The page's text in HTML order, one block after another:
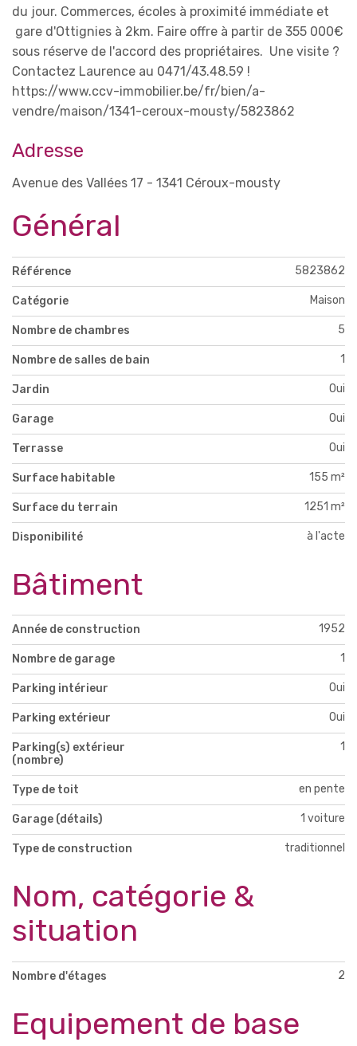
du jour. Commerces, écoles à proximité immédiate et
gare d'Ottignies à 2km. Faire offre à partir de 355 000€
sous réserve de l'accord des propriétaires. Une visite ?
Contactez Laurence au 0471/43.48.59 !
https://www.ccv-immobilier.be/fr/bien/a-
vendre/maison/1341-ceroux-mousty/5823862
Adresse
Avenue des Vallées 17 - 1341 Céroux-mousty
Général
Référence 5823862
Catégorie Maison
Nombre de chambres 5
Nombre de salles de bain 1
Jardin Oui
Garage Oui
Terrasse Oui
Surface habitable 155 m²
Surface du terrain 1251 m²
Disponibilité à l'acte
Bâtiment
Année de construction 1952
Nombre de garage 1
Parking intérieur Oui
Parking extérieur Oui
Parking(s) extérieur
(nombre)
1
Type de toit en pente
Garage (détails) 1 voiture
Type de construction traditionnel
Nom, catégorie &
situation
Nombre d'étages 2
Equipement de base